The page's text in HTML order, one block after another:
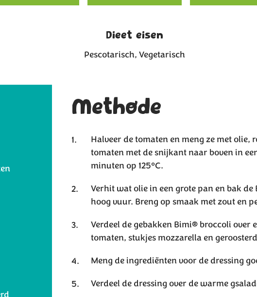
Dieet eisen
Pescotarisch Vegetarisch
Methode
Halveer de tomaten en meng ze met olie,
tomaten met de snijkant naar boven in
minuten op 125°C.
Verhit wat olie in een grote pan en bak
hoog vuur. Breng op smaak met zout en
Verdeel de gebakken Bimi® broccoli over
tomaten, stukjes mozzarella en
Meng de ingrediënten voor de dressing
Verdeel de dressing over de warme